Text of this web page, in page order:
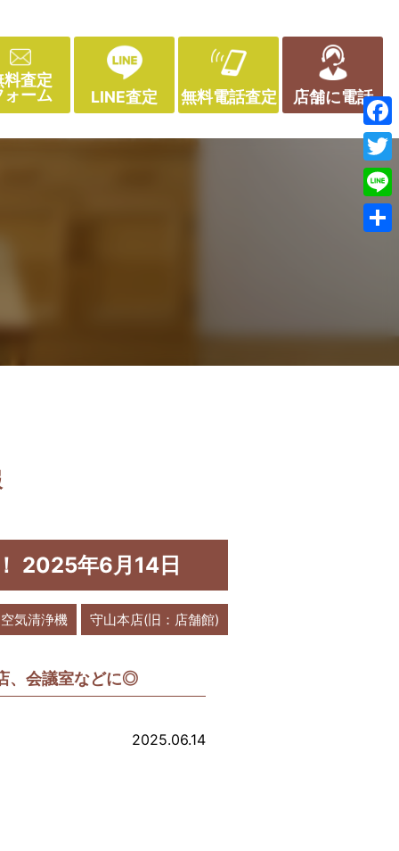
料査定
ォーム
LINE査定 無料電話査定 店舗に電話
2025年6月14日
空気清浄機 守山本店(旧：店舗館)
、会議室などに◎
2025.06.14
Line